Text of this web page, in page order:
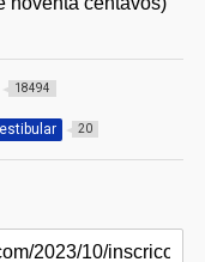
18494
20